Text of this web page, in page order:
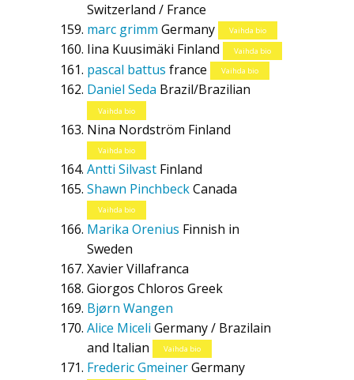
Switzerland / France
marc grimm Germany Vaihda bio
Iina Kuusimäki Finland Vaihda bio
pascal battus france Vaihda bio
Daniel Seda Brazil/Brazilian
Vaihda bio
Nina Nordström Finland
Vaihda bio
Antti Silvast Finland
Shawn PinchbeckCanada
Vaihda bio
Marika Orenius Finnish in
Sweden
Xavier Villafranca
Giorgos Chloros Greek
Bjørn Wangen
Alice Miceli Germany / Brazilain
and Italian
Vaihda bio
Frederic GmeinerGermany